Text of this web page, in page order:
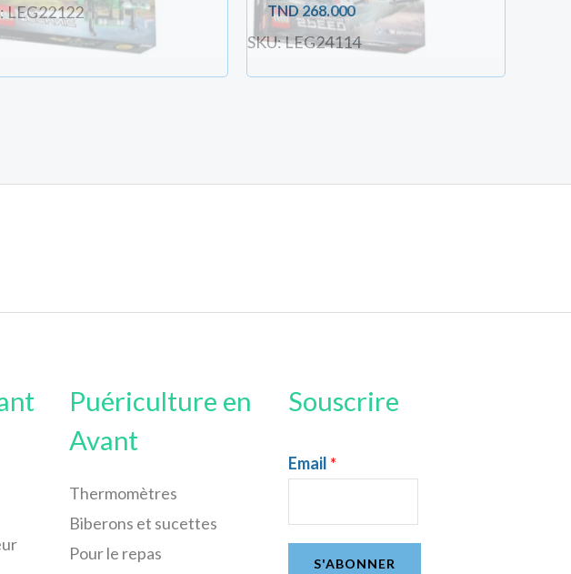
LEG22122 TND268.000
SKU: LEG24114
Puériculture en
Avant
Thermomètres
Biberons et sucettes
Pour le repas
Souscrire
Email *
S'ABONNER